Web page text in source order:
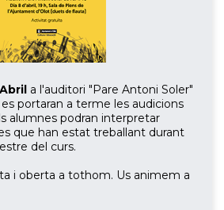
a l'auditori "Pare Antoni Soler"
portaran a terme les audicions
alumnes podran interpretar
que han estat treballant durant
del curs.
i oberta a tothom. Us animem a